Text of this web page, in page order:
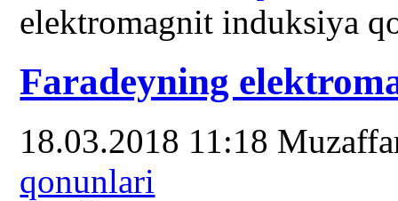
elektromagnit induksiya
Faradeyning
18.03.2018 11:18
qonunlari